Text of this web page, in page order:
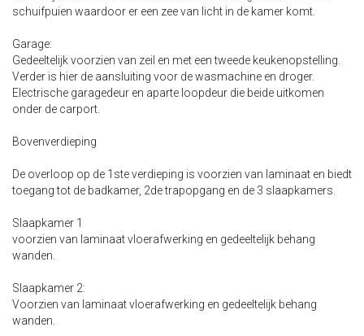
schuifpuien waardoor er een zee van licht in de kamer komt.
Garage:
Gedeeltelijk voorzien van zeil en met een tweede keukenopstelling.
Verder is hier de aansluiting voor de wasmachine en droger.
Electrische garagedeur en aparte loopdeur die beide uitkomen
onder de carport.
Bovenverdieping
De overloop op de 1ste verdieping is voorzien van laminaat en biedt
toegang tot de badkamer, 2de trapopgang en de 3 slaapkamers.
Slaapkamer 1
voorzien van laminaat vloerafwerking en gedeeltelijk behang
wanden.
Slaapkamer 2:
Voorzien van laminaat vloerafwerking en gedeeltelijk behang
wanden.